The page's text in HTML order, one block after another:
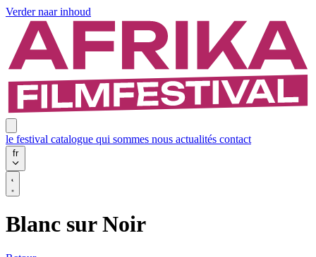
Verder naar inhoud
le festival catalogue qui sommes nous actualités contact
fr
Blanc sur Noir